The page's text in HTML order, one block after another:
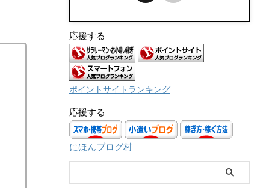
応援する
ポイントサイトランキング
応援する
にほんブログ村